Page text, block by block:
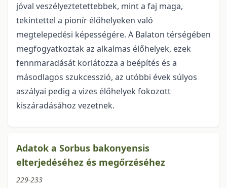
jóval veszélyeztetettebbek, mint a faj maga,
tekintettel a pionír élőhelyeken való
megtelepedési képessé­gére. A Balaton térségében
megfogyatkoztak az alkalmas élőhelyek, ezek
fennmaradását korlá­tozza a beépítés és a
másodlagos szukcesszió, az utóbbi évek súlyos
aszályai pedig a vizes élőhelyek fokozott
kiszáradásához vezetnek.
Adatok a Sorbus bakonyensis
elterjedéséhez és megőrzéséhez
229-233